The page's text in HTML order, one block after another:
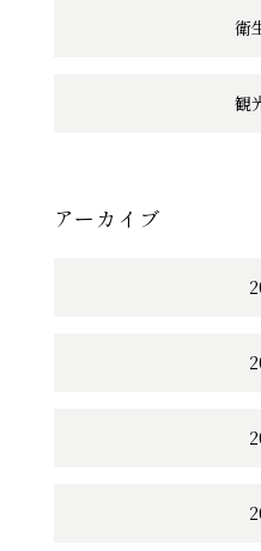
衛
観
アーカイブ